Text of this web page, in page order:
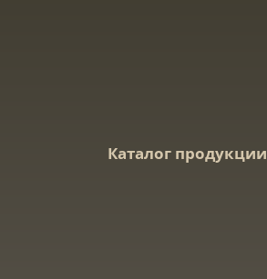
Каталог продукции